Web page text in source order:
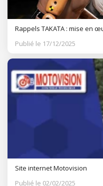
Rappels TAKATA : mise en
Publié le 17/12/2025
Site internet Motovision
Publié le 02/02/2025